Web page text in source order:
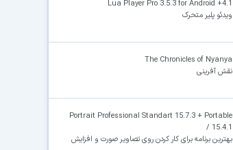
Lua Player Pro 3.5.3 for Android +4.1
ویدئو پلیر متحرک
The Chronicles of Nyanya
نقش آفرینی
Portrait Professional Standart 15.7.3 + Portable
/ 15.4.1
بهترین برنامه برای کار کردن روی تصاویر صورت و افزایش